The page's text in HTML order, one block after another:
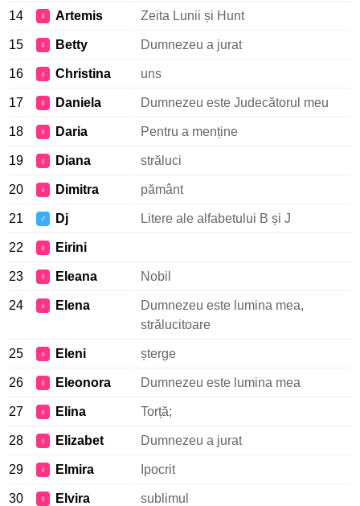
14 ♀ Artemis Zeita Lunii și Hunt
15 ♀ Betty Dumnezeu a jurat
16 ♀ Christina uns
17 ♀ Daniela Dumnezeu este Judecătorul meu
18 ♀ Daria Pentru a menține
19 ♀ Diana străluci
20 ♀ Dimitra pământ
21 ♂ Dj Litere ale alfabetului B și J
22 ♀ Eirini
23 ♀ Eleana Nobil
24 ♀ Elena
Dumnezeu este lumina mea,
strălucitoare
25 ♀ Eleni șterge
26 ♀ Eleonora Dumnezeu este lumina mea
27 ♀ Elina Torță;
28 ♀ Elizabet Dumnezeu a jurat
29 ♀ Elmira Ipocrit
30 ♀ Elvira sublimul